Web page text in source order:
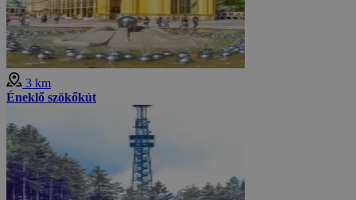
3 km
Éneklő szökőkút